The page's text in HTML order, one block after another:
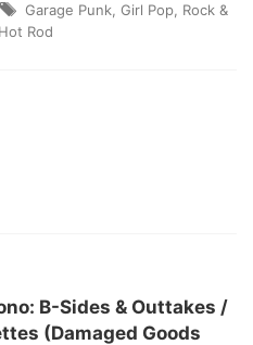
Garage Punk Girl Pop Rock &
Rod
B-Sides & Outtakes /
(Damaged Goods